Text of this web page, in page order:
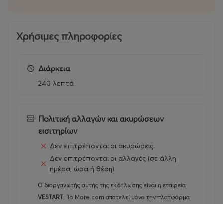
Χρήσιμες πληροφορίες
Διάρκεια
240 λεπτά
Πολιτική αλλαγών και ακυρώσεων
εισιτηρίων
Δεν επιτρέπονται οι ακυρώσεις.
Δεν επιτρέπονται οι αλλαγές (σε άλλη
ημέρα, ώρα ή θέση).
Ο διοργανωτής αυτής της εκδήλωσης είναι η εταιρεία
VESTART Το More.com αποτελεί μόνο την πλατφόρμα